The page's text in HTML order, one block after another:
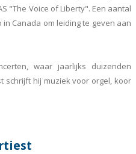
"The Voice of Liberty". Een aantal
Canada om leiding te geven aan
waar jaarlijks duizenden
schrijft hij muziek voor orgel, koor